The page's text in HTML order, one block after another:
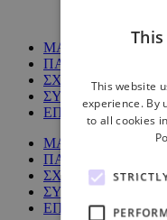
ΜΑΘΗΜΑΤΑ
ΠΑΚΕΤΑ
ΣΧΕΤΙΚΑ ΜΕ ΕΜΑΣ
ΣΥΧΝΕΣ
ΕΠΙΚΟΙΝΩΝΙΑ
ΜΑΘΗΜΑΤΑ
ΠΑΚΕΤΑ
ΣΧΕΤΙΚΑ ΜΕ
ΣΥΧΝΕΣ
ΕΠΙΚΟΙΝΩΝΙΑ
This website
experience. By
to all cookies